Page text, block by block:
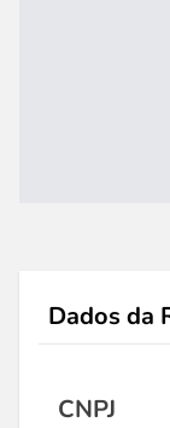
Dados da
CNPJ